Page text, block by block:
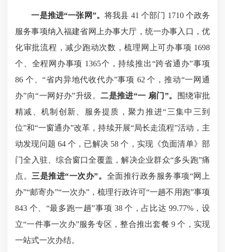
一是推进“一张网”。将我县 41 个部门 1710 个政务
服务事项纳入福建省网上办事大厅，统一办事入口，优
化审批流程，减少跑动次数，梳理网上可办事项 1698
个、全程网办事项 1365个，持续推出“跨省通办”事项
86 个、“省内异地代收代办”事项 62 个，推动“一网通
办”向“一网好办”升级。二是推进“一 扇门”。
围绕审批
精减、机制创新、服务提质，聚力推进“三集中三到
位”和“一窗通办”改革，持续开展“局长走流程”活动，主
动发现问题 64 个，已解决 58 个，实现《负面清单》部
门全入驻、综合窗口全覆盖，解决企业群众“多头跑”痛
点。 三是推进“一次办”。 全面推行政务服务事项“网上
办”“邮寄办”“一次办”，梳理行政许可“一趟不用跑”事项
843 个、“最多跑一趟”事项 38 个，占比达 99.77%，设
立“一件事一次办”服务专区，整合推出套餐 9 个，实现
一站式一次办结。